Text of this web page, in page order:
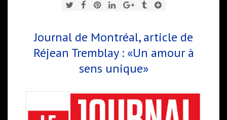
Journal de Montréal, article de
Réjean Tremblay : «Un amour à
sens unique»